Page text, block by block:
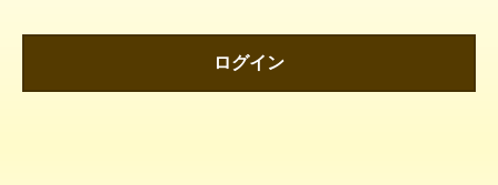
ログイン